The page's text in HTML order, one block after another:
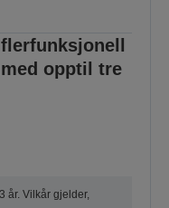
flerfunksjonell
opptil tre
år. Vilkår gjelder,